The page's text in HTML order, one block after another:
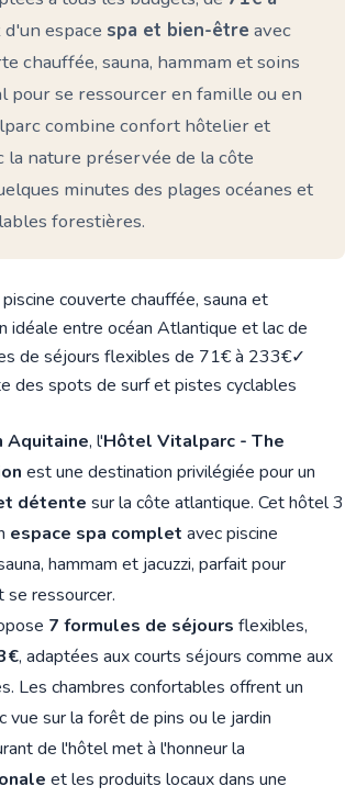
espace spa et bien-être avec
chauffée, sauna, hammam et soins
pour se ressourcer en famille ou en
combine confort hôtelier et
la nature préservée de la côte
minutes des plages océanes et
forestières.
couverte chauffée, sauna et
idéale entre océan Atlantique et lac de
de séjours flexibles de 71€ à 233€✓
des spots de surf et pistes cyclables
Aquitaine, l'Hôtel Vitalparc - The
est une destination privilégiée pour un
détente sur la côte atlantique. Cet hôtel 3
espace spa complet avec piscine
hammam et jacuzzi, parfait pour
ressourcer.
7 formules de séjours flexibles,
, adaptées aux courts séjours comme aux
Les chambres confortables offrent un
vue sur la forêt de pins ou le jardin
de l'hôtel met à l'honneur la
et les produits locaux dans une